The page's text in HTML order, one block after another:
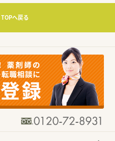
TOPへ戻る